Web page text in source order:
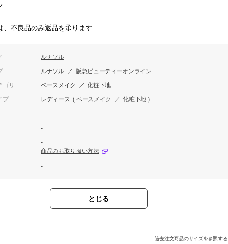
、不良品のみ返品を承ります
ルナソル
ルナソル ／ 阪急ビューティーオンライン
ゴリ ベースメイク ／ 化粧下地
プ レディース ( ベースメイク ／ 化粧下地 )
-
-
-
商品のお取り扱い方法
-
とじる
過去注文商品のサイズを参照する